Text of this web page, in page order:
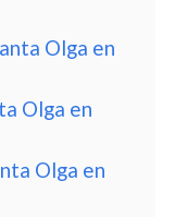
Olga en
Olga en
Olga en